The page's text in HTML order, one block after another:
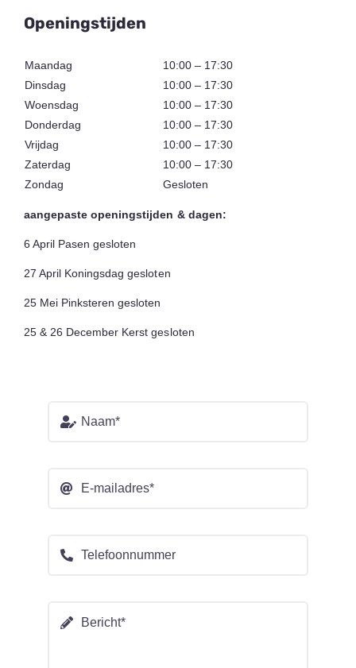
Openingstijden
Maandag
10:00 – 17:30
Dinsdag
10:00 – 17:30
Woensdag
10:00 – 17:30
Donderdag
10:00 – 17:30
Vrijdag
10:00 – 17:30
Zaterdag
10:00 – 17:30
Zondag
Gesloten
aangepaste openingstijden & dagen:
6 April Pasen gesloten
27 April Koningsdag gesloten
25 Mei Pinksteren gesloten
25 & 26 December Kerst gesloten